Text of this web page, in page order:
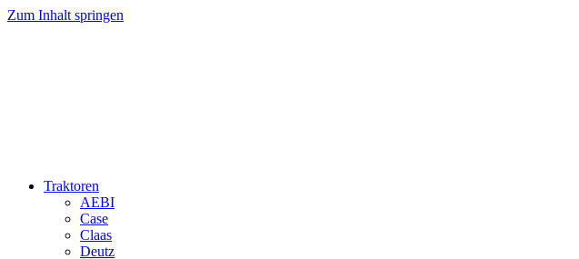
Zum Inhalt springen
Traktoren
AEBI
Case
Claas
Deutz